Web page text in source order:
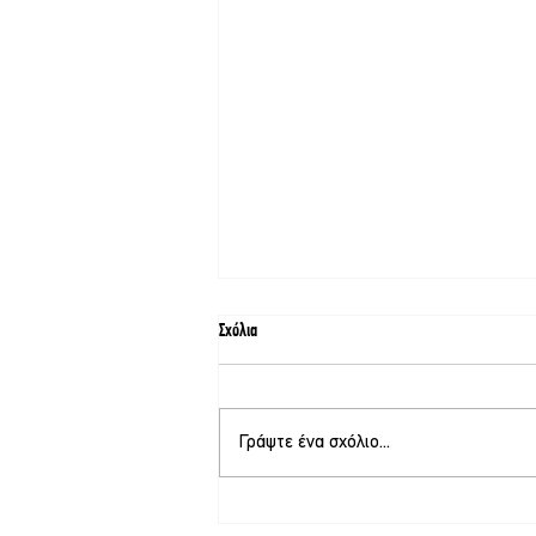
Μετέφερε άχυρο και συνελήφθη
Σχόλια
Γράψτε ένα σχόλιο...